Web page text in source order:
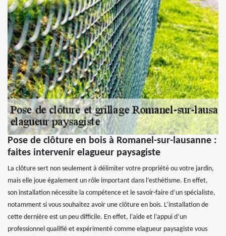
Pose de clôture en bois à Romanel-sur-lausanne :
faites intervenir elagueur paysagiste
La clôture sert non seulement à délimiter votre propriété ou votre jardin,
mais elle joue également un rôle important dans l’esthétisme. En effet,
son installation nécessite la compétence et le savoir-faire d’un spécialiste,
notamment si vous souhaitez avoir une clôture en bois. L’installation de
cette dernière est un peu difficile. En effet, l’aide et l’appui d’un
professionnel qualifié et expérimenté comme elagueur paysagiste vous